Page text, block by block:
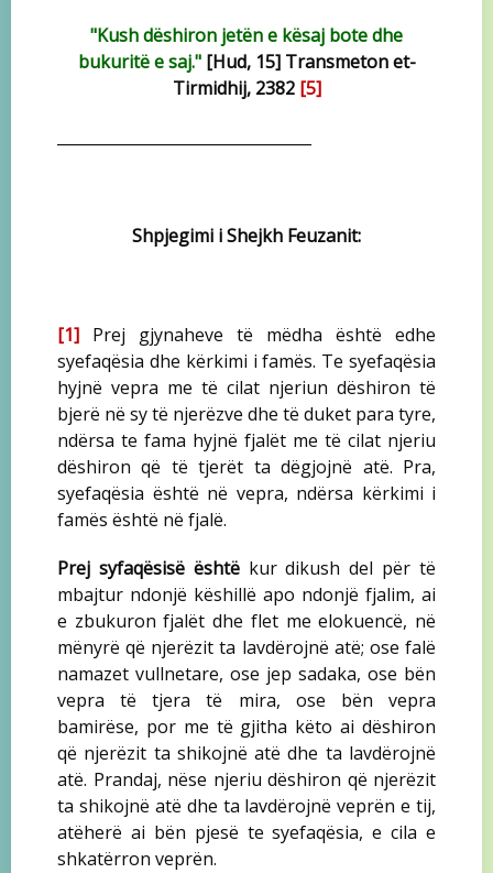
"Kush dëshiron jetën e kësaj bote dhe
bukuritë e saj."[Hud, 15] Transmeton et-
Tirmidhij, 2382 [5]
Shpjegimi i Shejkh Feuzanit:
[1] Prej gjynaheve të mëdha është edhe
syefaqësia dhe kërkimi i famës. Te syefaqësia
hyjnë vepra me të cilat njeriun dëshiron të
bjerë në sy të njerëzve dhe të duket para tyre,
ndërsa te fama hyjnë fjalët me të cilat njeriu
dëshiron që të tjerët ta dëgjojnë atë. Pra,
syefaqësia është në vepra, ndërsa kërkimi i
famës është në fjalë.
Prej syfaqësisë ështëkur dikush del për të
mbajtur ndonjë këshillë apo ndonjë fjalim, ai
e zbukuron fjalët dhe flet me elokuencë, në
mënyrë që njerëzit ta lavdërojnë atë; ose falë
namazet vullnetare, ose jep sadaka, ose bën
vepra të tjera të mira, ose bën vepra
bamirëse, por me të gjitha këto ai dëshiron
që njerëzit ta shikojnë atë dhe ta lavdërojnë
atë. Prandaj, nëse njeriu dëshiron që njerëzit
ta shikojnë atë dhe ta lavdërojnë veprën e tij,
atëherë ai bën pjesë te syefaqësia, e cila e
shkatërron veprën.